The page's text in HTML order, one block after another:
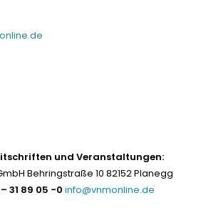
und Veranstaltungen:
Behringstraße 10 82152 Planegg
31 89 05 -0 info@vnmonline.de